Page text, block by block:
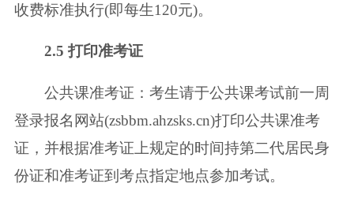
收费标准执行(即每生120元)。
2.5 打印准考证
公共课准考证：考生请于公共课考试前一周
登录报名网站(zsbbm.ahzsks.cn)打印公共课准考
证，并根据准考证上规定的时间持第二代居民身
份证和准考证到考点指定地点参加考试。